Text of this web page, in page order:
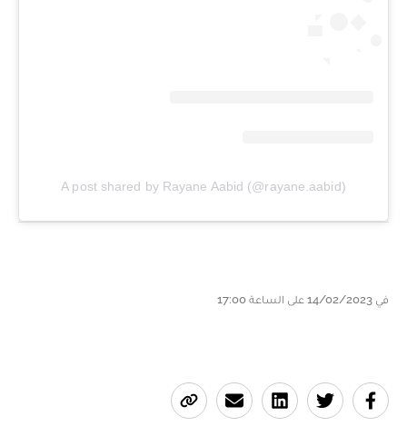
A post shared by Rayane Aabid (@rayane.aabid)
في 14/02/2023 على الساعة 17:00